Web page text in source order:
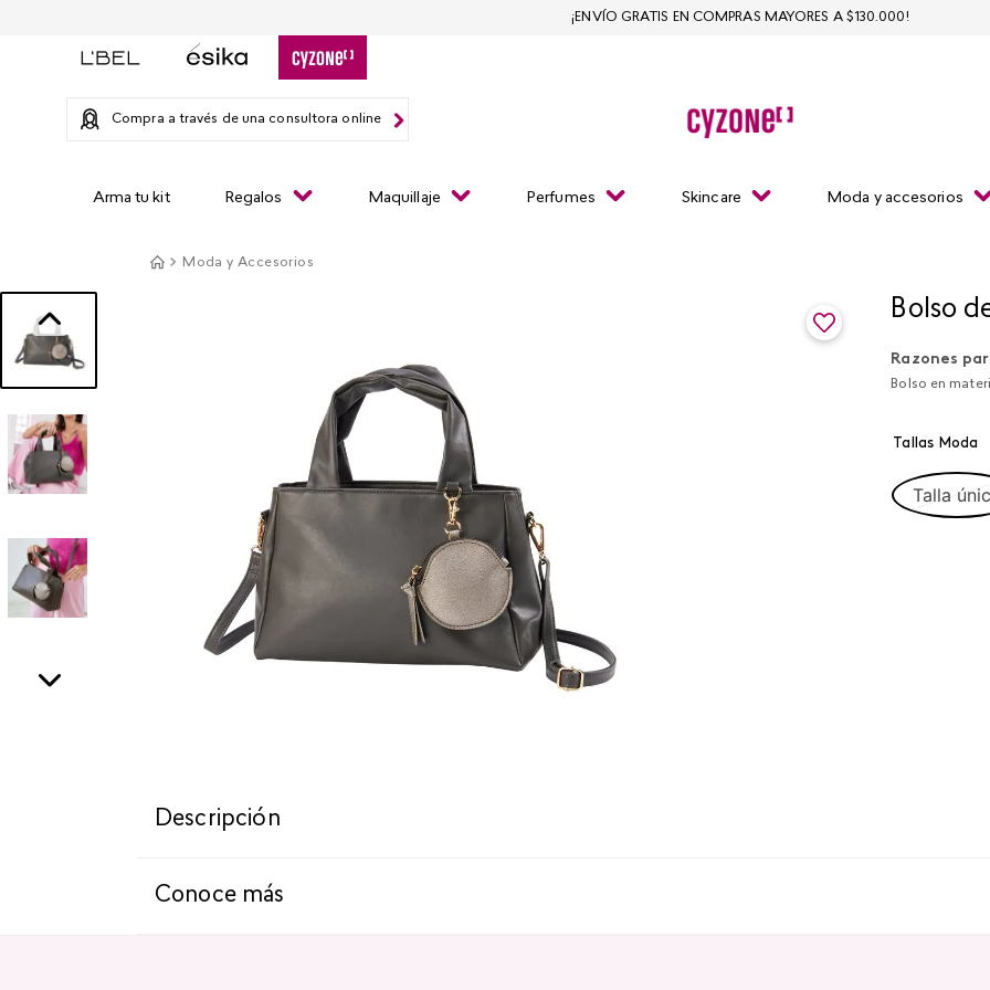
Compra a través de una consultora online
Arma tu kit Regalos Maquillaje Perfumes Skincare Moda y accesorios
¡ENVÍO GRATIS EN COMPRAS MAYORES A $130.000!
Moda y Accesorios
Bolso
Razones
Bolso en
Tallas Moda
Talla
Descripción
Conoce más